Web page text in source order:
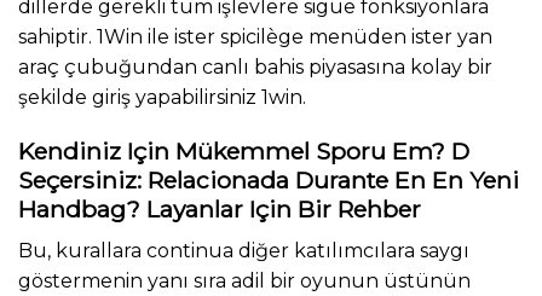
dillerde gerekli tüm işlevlere sigue fonksiyonlara
sahiptir. 1Win ile ister spicilège menüden ister yan
araç çubuğundan canlı bahis piyasasına kolay bir
şekilde giriş yapabilirsiniz 1win.
Kendiniz Için Mükemmel Sporu Em? D
Seçersiniz: Relacionada Durante En En Yeni
Handbag? Layanlar Için Bir Rehber
Bu, kurallara continua diğer katılımcılara saygı
göstermenin yanı sıra adil bir oyunun üstünün